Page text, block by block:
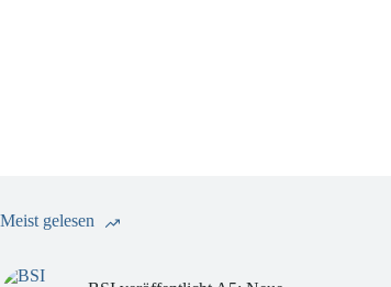
Meist gelesen